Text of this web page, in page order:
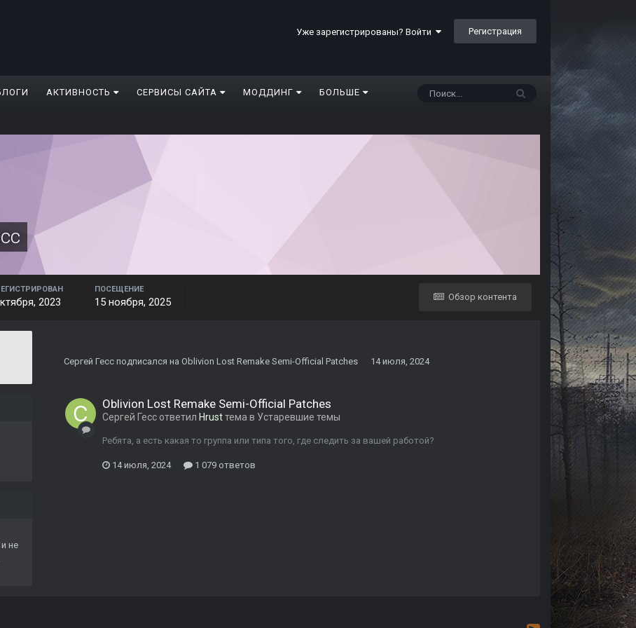
Уже зарегистрированы? Войти Регистрация
АКТИВНОСТЬ СЕРВИСЫ САЙТА МОДДИНГ БОЛЬШЕ
Обзор контента
2023
ПОСЕЩЕНИЕ
15 ноября, 2025
не
Сергей Гесс подписался на Oblivion Lost Remake Semi-Official Patches 14 июля, 2024
Oblivion Lost Remake Semi-Official Patches
Сергей Гесс ответил Hrustтема в Устаревшие темы
Ребята, а есть какая то группа или типа того, где следить за вашей работой?
14 июля, 2024 1 079 ответов